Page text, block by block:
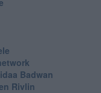
Badwan
Rivlin